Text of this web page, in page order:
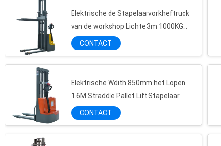
Elektrische de Stapelaarvorkheftruck
van de workshop Lichte 3m 1000KG
Macht
CONTACT
Elektrische Wdith 850mm het Lopen
1.6M Straddle Pallet Lift Stapelaar
CONTACT